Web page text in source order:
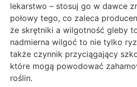
lekarstwo – stosuj go w dawce
połowy tego, co zaleca
że skrętniki a wilgotność gleby
nadmierna wilgoć to nie tylko
także czynnik przyciągający
które mogą powodować
roślin.